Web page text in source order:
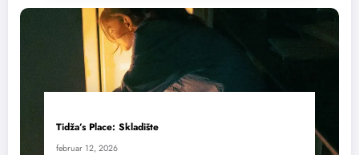
Tidža’s Place: Skladište
februar 12, 2026